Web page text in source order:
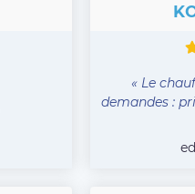
« Le
demandes :